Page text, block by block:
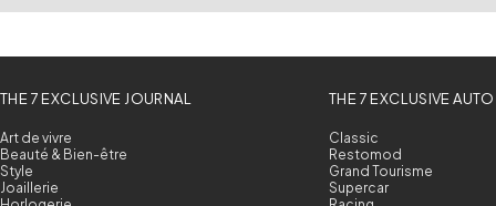
THE 7 EXCLUSIVE JOURNAL
Art de vivre
Beauté & Bien-être
Style
Joaillerie
THE 7 EXCLUSIVE AUTO
Classic
Restomod
Grand Tourisme
Supercar